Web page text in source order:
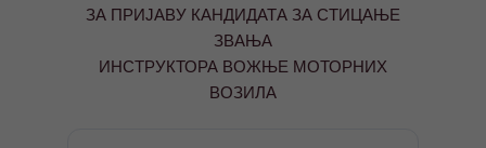
ЗА ПРИЈАВУ КАНДИДАТА ЗА СТИЦАЊЕ
ЗВАЊА
ИНСТРУКТОРА ВОЖЊЕ МОТОРНИХ
ВОЗИЛА